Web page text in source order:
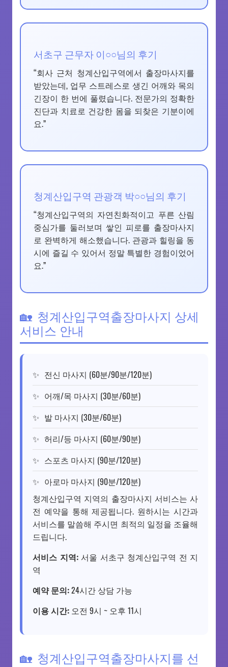
서초구 근무자 이○○님의 후기
“회사 근처 청계산입구역에서 출장마사지를
받았는데, 업무 스트레스로 생긴 어깨와 목의
긴장이 한 번에 풀렸습니다. 전문가의 정확한
진단과 치료로 건강한 몸을 되찾은 기분이에
요.”
청계산입구역 관광객 박○○님의 후기
“청계산입구역의 자연친화적이고 푸른 산림
중심가를 둘러보며 쌓인 피로를 출장마사지
로 완벽하게 해소했습니다. 관광과 힐링을 동
시에 즐길 수 있어서 정말 특별한 경험이었어
요.”
청계산입구역출장마사지 상세
서비스 안내
전신 마사지 (60분/90분/120분)
어깨/목 마사지 (30분/60분)
발 마사지 (30분/60분)
허리/등 마사지 (60분/90분)
스포츠 마사지 (90분/120분)
아로마 마사지 (90분/120분)
청계산입구역 지역의 출장마사지 서비스는 사
전 예약을 통해 제공됩니다. 원하시는 시간과
서비스를 말씀해 주시면 최적의 일정을 조율해
드립니다.
서비스 지역:서울 서초구 청계산입구역 전 지
역
예약 문의:24시간 상담 가능
이용 시간: 오전 9시 ~ 오후 11시
청계산입구역출장마사지를 선